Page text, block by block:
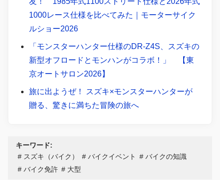
1000レース仕様を比べてみた｜モーターサイク
ルショー2026
「モンスターハンター仕様のDR-Z4S、スズキの
新型オフロードとモンハンがコラボ！」 【東
京オートサロン2026】
旅に出ようぜ！ スズキ×モンスターハンターが
贈る、驚きに満ちた冒険の旅へ
キーワード:
スズキ（バイク）
バイクイベント
バイクの知識
バイク免許
大型